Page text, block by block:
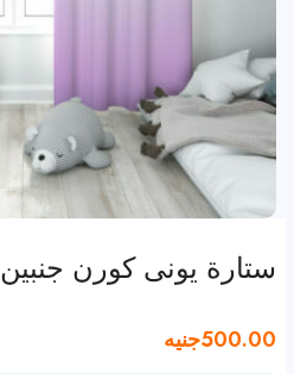
ستارة يونى كورن جنبين
500.00جنيه